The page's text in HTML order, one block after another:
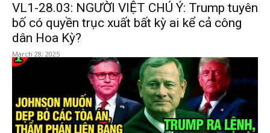
VL1-28.03: NGƯỜI VIỆT CHÚ Ý: Trump tuyên
bố có quyền trục xuất bất kỳ ai kể cả công
dân Hoa Kỳ?
March 28, 2025